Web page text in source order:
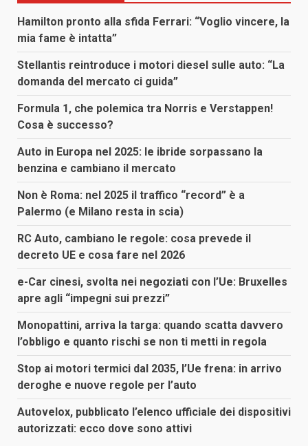
Hamilton pronto alla sfida Ferrari: “Voglio vincere, la
mia fame è intatta”
Stellantis reintroduce i motori diesel sulle auto: “La
domanda del mercato ci guida”
Formula 1, che polemica tra Norris e Verstappen!
Cosa è successo?
Auto in Europa nel 2025: le ibride sorpassano la
benzina e cambiano il mercato
Non è Roma: nel 2025 il traffico “record” è a
Palermo (e Milano resta in scia)
RC Auto, cambiano le regole: cosa prevede il
decreto UE e cosa fare nel 2026
e-Car cinesi, svolta nei negoziati con l’Ue: Bruxelles
apre agli “impegni sui prezzi”
Monopattini, arriva la targa: quando scatta davvero
l’obbligo e quanto rischi se non ti metti in regola
Stop ai motori termici dal 2035, l’Ue frena: in arrivo
deroghe e nuove regole per l’auto
Autovelox, pubblicato l’elenco ufficiale dei dispositivi
autorizzati: ecco dove sono attivi